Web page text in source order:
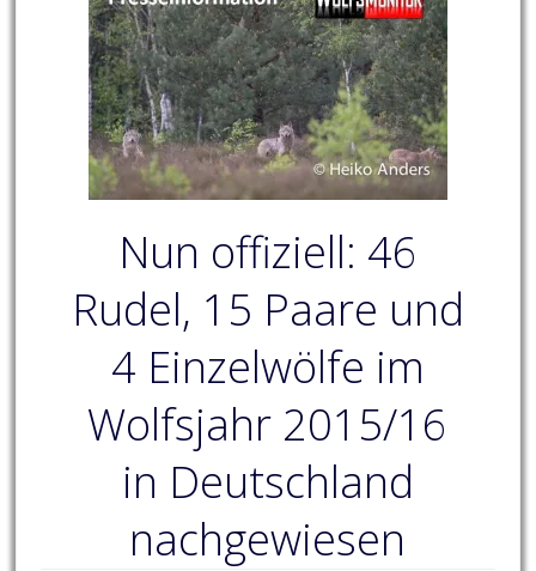
Nun offiziell: 46
Rudel, 15 Paare und
4 Einzelwölfe im
Wolfsjahr 2015/16
in Deutschland
nachgewiesen